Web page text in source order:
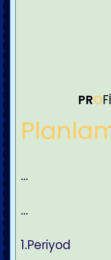
PRO
...
...
1.Periyod